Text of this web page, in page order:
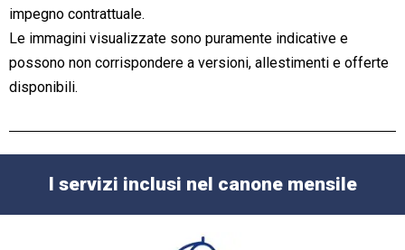
impegno contrattuale.
Le immagini visualizzate sono puramente indicative e
possono non corrispondere a versioni, allestimenti e offerte
disponibili.
I servizi inclusi nel canone mensile